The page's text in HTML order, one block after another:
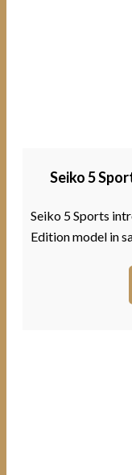
Seiko 5
Seiko 5 Sports
Edition model in